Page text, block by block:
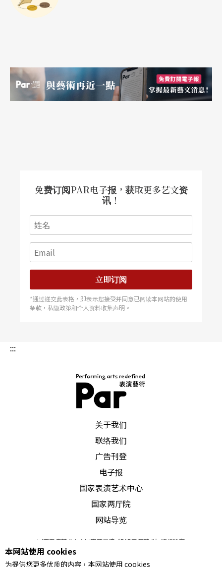
少比例分配运用在广告，公共关系，促销活动，文
时隔三年，与当年一起参加夏日音乐会现年九岁的
爱上了大提琴。」 那时她正要上小一，一年后她向
母亲要求学大提琴， 一百二十五公分的她与一百公
分的大提琴相伴，很有趣的画面！！
免费订阅PAR电子报，获取更多艺文资
讯！
立即订阅
*通过递交此表格，即表示您接受并同意已阅读本网站的使用
条款，私隐政策和个人资料收集声明。
:::
关于我们
联络我们
广告刊登
电子报
国家表演艺术中心
国家两厅院
网站导览
国家表演艺术中心国家两厅院《PAR表演艺术》版权所有
© 2022Performing arts redefined. All Rights Reserved
统一编号 Tax Id number 00973926
本网站使用 cookies
为提供您更多优质的内容，本网站使用 cookies